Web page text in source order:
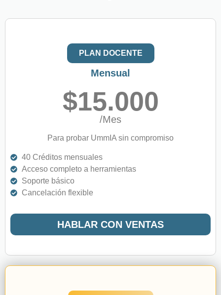
PLAN DOCENTE
Mensual
$15.000
/Mes
Para probar UmmIA sin compromiso
40 Créditos mensuales
Acceso completo a herramientas
Soporte básico
Cancelación flexible
HABLAR CON VENTAS